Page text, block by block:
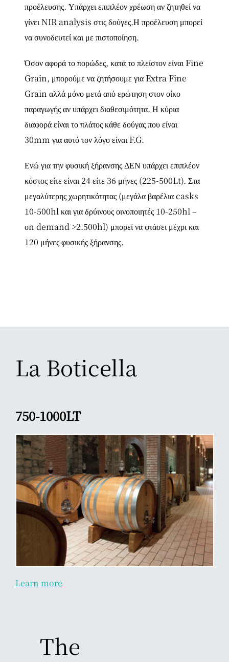
προέλευσης. Υπάρχει επιπλέον χρέωση αν ζητηθεί να
γίνει NIR analysis στις δούγες.Η προέλευση μπορεί
να συνοδευτεί και με πιστοποίηση.
Όσον αφορά το πορώδες, κατά το πλείστον είναι Fine
Grain, μπορούμε να ζητήσουμε για Extra Fine
Grain αλλά μόνο μετά από ερώτηση στον οίκο
παραγωγής αν υπάρχει διαθεσιμότητα. Η κύρια
διαφορά είναι το πλάτος κάθε δούγας που είναι
30mm για αυτό τον λόγο είναι F.G.
Ενώ για την φυσική ξήρανσης ΔΕΝ υπάρχει επιπλέον
κόστος είτε είναι 24 είτε 36 μήνες (225-500Lt). Στα
μεγαλύτερης χωρητικότητας (μεγάλα βαρέλια casks
10-500hl και για δρύινους οινοποιητές 10-250hl –
οn demand >2.500hl) μπορεί να φτάσει μέχρι και
120 μήνες φυσικής ξήρανσης.
La Boticella
750-1000LT
Learn more
The